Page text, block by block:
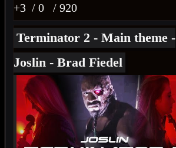
+3 / 0 / 920
Terminator 2 - Main theme -
Joslin - Brad Fiedel